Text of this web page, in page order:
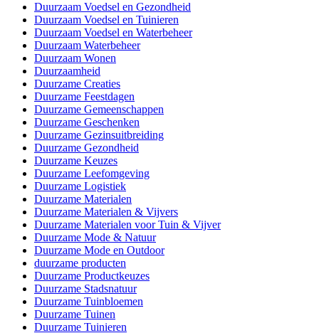
Duurzaam Voedsel en Gezondheid
Duurzaam Voedsel en Tuinieren
Duurzaam Voedsel en Waterbeheer
Duurzaam Waterbeheer
Duurzaam Wonen
Duurzaamheid
Duurzame Creaties
Duurzame Feestdagen
Duurzame Gemeenschappen
Duurzame Geschenken
Duurzame Gezinsuitbreiding
Duurzame Gezondheid
Duurzame Keuzes
Duurzame Leefomgeving
Duurzame Logistiek
Duurzame Materialen
Duurzame Materialen & Vijvers
Duurzame Materialen voor Tuin & Vijver
Duurzame Mode & Natuur
Duurzame Mode en Outdoor
duurzame producten
Duurzame Productkeuzes
Duurzame Stadsnatuur
Duurzame Tuinbloemen
Duurzame Tuinen
Duurzame Tuinieren